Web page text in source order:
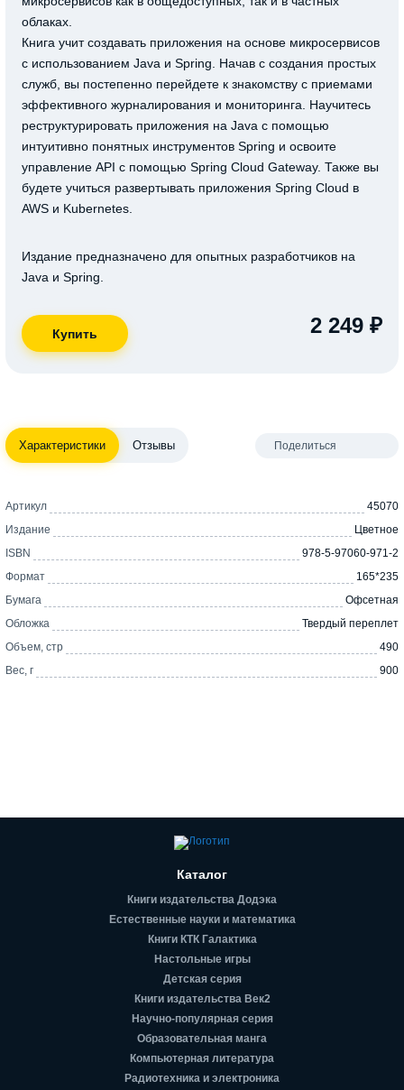
облаках.
Книга учит создавать приложения на основе микросервисов
с использованием Java и Spring. Начав с создания простых
служб, вы постепенно перейдете к знакомству с приемами
эффективного журналирования и мониторинга. Научитесь
реструктурировать приложения на Java с помощью
интуитивно понятных инструментов Spring и освоите
управление API с помощью Spring Cloud Gateway. Также вы
будете учиться развертывать приложения Spring Cloud в
AWS и Kubernetes.
Издание предназначено для опытных разработчиков на
Java и Spring.
2 249 ₽
Характеристики Отзывы Поделиться
Артикул
45070
Издание
Цветное
ISBN
978-5-97060-971-2
Формат
165*235
Бумага
Офсетная
Обложка
Твердый переплет
Объем, стр
490
Вес, г
900
Каталог
Книги издательства Додэка
Естественные науки и математика
Книги КТК Галактика
Настольные игры
Детская серия
Книги издательства Век2
Научно-популярная серия
Образовательная манга
Компьютерная литература
Радиотехника и электроника